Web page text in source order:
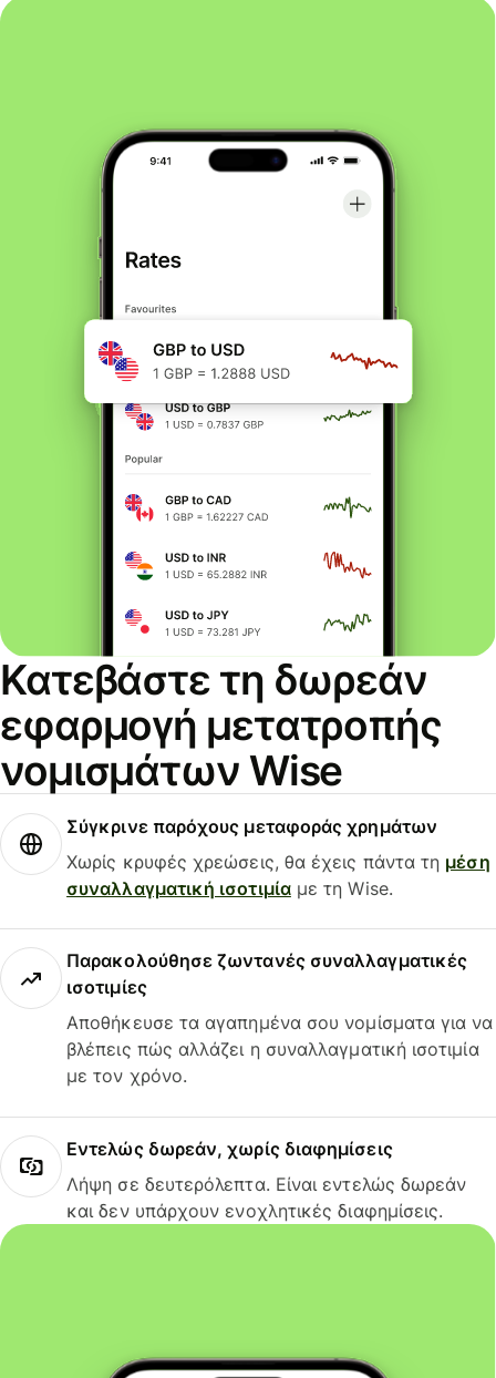
Κατεβάστε τη δωρεάν
εφαρμογή μετατροπής
νομισμάτων Wise
Σύγκρινε παρόχους μεταφοράς χρημάτων
Χωρίς κρυφές χρεώσεις, θα έχεις πάντα τη μέση
συναλλαγματική ισοτιμίαμε τη Wise.
Παρακολούθησε ζωντανές συναλλαγματικές
ισοτιμίες
Αποθήκευσε τα αγαπημένα σου νομίσματα για να
βλέπεις πώς αλλάζει η συναλλαγματική ισοτιμία
με τον χρόνο.
Εντελώς δωρεάν, χωρίς διαφημίσεις
Λήψη σε δευτερόλεπτα. Είναι εντελώς δωρεάν
και δεν υπάρχουν ενοχλητικές διαφημίσεις.